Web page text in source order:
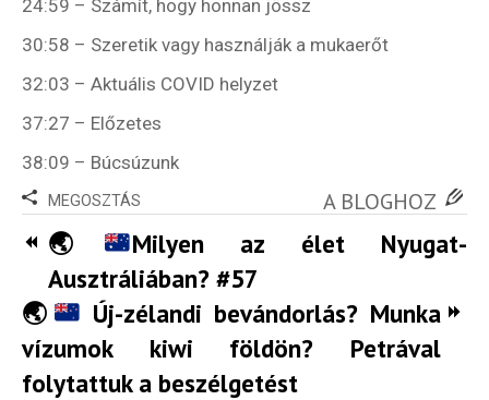
24:59 – Számít, hogy honnan jössz
30:58 – Szeretik vagy használják a mukaerőt
32:03 – Aktuális COVID helyzet
37:27 – Előzetes
38:09 – Búcsúzunk
MEGOSZTÁS A BLOGHOZ
🌏
Milyen az élet Nyugat-
Ausztráliában? #57
🌏
Új-zélandi bevándorlás? Munka
vízumok kiwi földön? Petrával
folytattuk a beszélgetést